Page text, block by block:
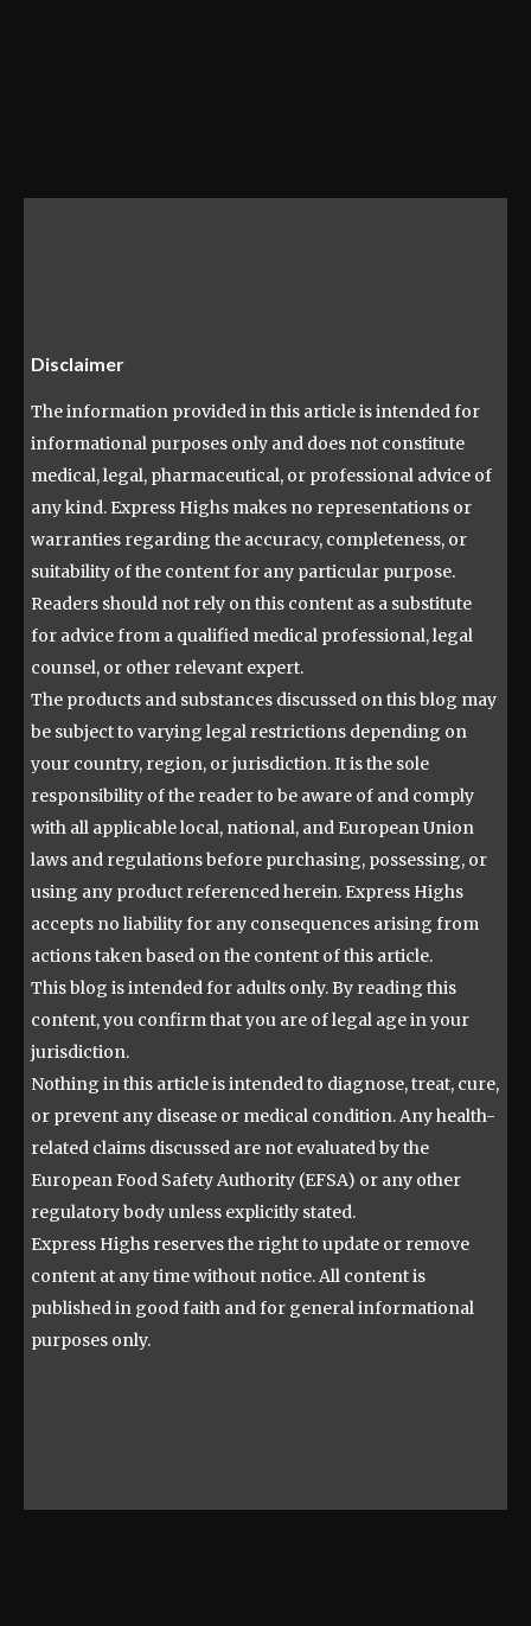
Disclaimer
The information provided in this article is intended for
informational purposes only and does not constitute
medical, legal, pharmaceutical, or professional advice of
any kind. Express Highs makes no representations or
warranties regarding the accuracy, completeness, or
suitability of the content for any particular purpose.
Readers should not rely on this content as a substitute
for advice from a qualified medical professional, legal
counsel, or other relevant expert.
The products and substances discussed on this blog may
be subject to varying legal restrictions depending on
your country, region, or jurisdiction. It is the sole
responsibility of the reader to be aware of and comply
with all applicable local, national, and European Union
laws and regulations before purchasing, possessing, or
using any product referenced herein. Express Highs
accepts no liability for any consequences arising from
actions taken based on the content of this article.
This blog is intended for adults only. By reading this
content, you confirm that you are of legal age in your
jurisdiction.
Nothing in this article is intended to diagnose, treat, cure,
or prevent any disease or medical condition. Any health-
related claims discussed are not evaluated by the
European Food Safety Authority (EFSA) or any other
regulatory body unless explicitly stated.
Express Highs reserves the right to update or remove
content at any time without notice. All content is
published in good faith and for general informational
purposes only.